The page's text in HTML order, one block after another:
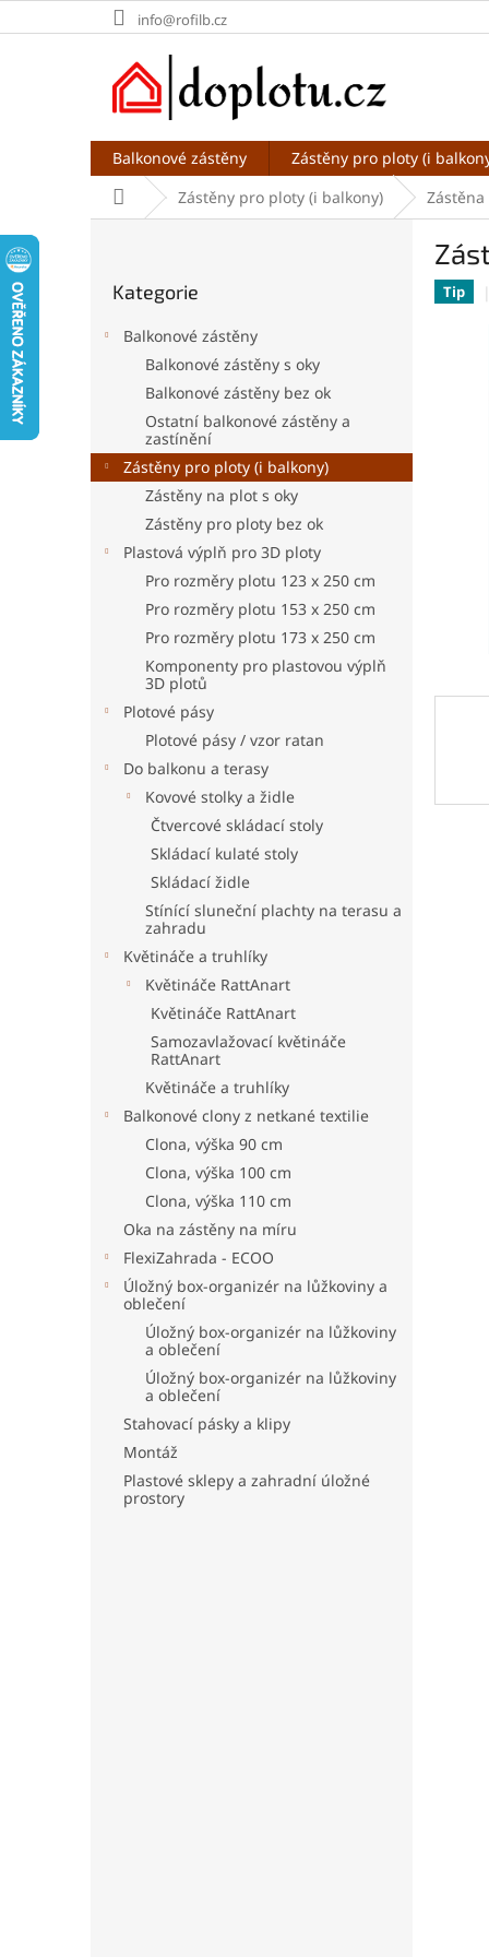
na
info@rofilb.cz
Balkonové zástěny Zástěny pro ploty (i
Domů Zástěny pro ploty (i balkony)
p
kategorie
Kategorie
Balkonové zástěny
Balkonové zástěny s oky
Balkonové zástěny bez ok
Ostatní balkonové zástěny a
zastínění
Zástěny pro ploty (i balkony)
Zástěny na plot s oky
Zástěny pro ploty bez ok
Plastová výplň pro 3D ploty
Pro rozměry plotu 123 x 250 cm
Pro rozměry plotu 153 x 250 cm
Pro rozměry plotu 173 x 250 cm
Komponenty pro plastovou výplň
3D plotů
Plotové pásy
Plotové pásy / vzor ratan
Do balkonu a terasy
Kovové stolky a židle
Čtvercové skládací stoly
Skládací kulaté stoly
Skládací židle
Stínící sluneční plachty na terasu a
zahradu
Květináče a truhlíky
Květináče RattAnart
Květináče RattAnart
Samozavlažovací květináče
RattAnart
Květináče a truhlíky
Balkonové clony z netkané textilie
Clona, výška 90 cm
Clona, výška 100 cm
Clona, výška 110 cm
Oka na zástěny na míru
FlexiZahrada - ECOO
Úložný box-organizér na lůžkoviny a
oblečení
Úložný box-organizér na lůžkoviny
a oblečení
Úložný box-organizér na lůžkoviny
a oblečení
Stahovací pásky a klipy
Montáž
Plastové sklepy a zahradní úložné
prostory
Tip